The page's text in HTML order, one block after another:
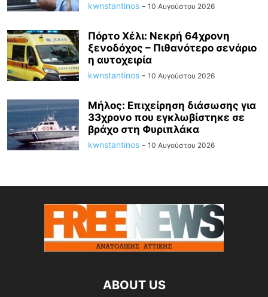
kwnstantinos - 10 Αυγούστου 2026
Πόρτο Χέλι: Νεκρή 64χρονη
ξενοδόχος – Πιθανότερο σενάριο
η αυτοχειρία
kwnstantinos - 10 Αυγούστου 2026
Μήλος: Επιχείρηση διάσωσης για
33χρονο που εγκλωβίστηκε σε
βράχο στη Φυριπλάκα
kwnstantinos - 10 Αυγούστου 2026
ABOUT US